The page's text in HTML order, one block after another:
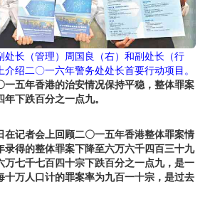
处长（管理）周国良（右）和副处长（行
绍二〇一六年警务处处长首要行动项目。
一五年香港的治安情况保持平稳，整体罪案
下跌百分之一点九。
在记者会上回顾二〇一五年香港整体罪案情
录得的整体罪案下降至六万六千四百三十九
万七千七百四十宗下跌百分之一点九，是一
十万人口计的罪案率为九百一十宗，是过去